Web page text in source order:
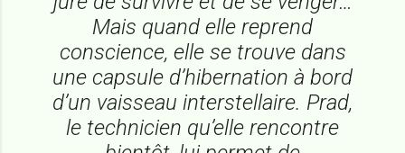
Mais quand elle reprend
conscience, elle se trouve dans
une capsule d’hibernation à bord
d’un vaisseau interstellaire. Prad,
le technicien qu’elle rencontre